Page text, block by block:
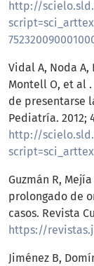
http://
Vidal A, Noda A,
Montell O, et al
de presentarse
Pediatría. 2012;
http://
Guzmán R,
prolongado de
casos. Revista
https://
Jiménez B,